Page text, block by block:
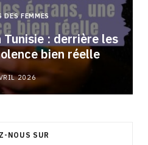
DES FEMMES
Tunisie : derrière les
bien réelle
2026
NOUS SUR